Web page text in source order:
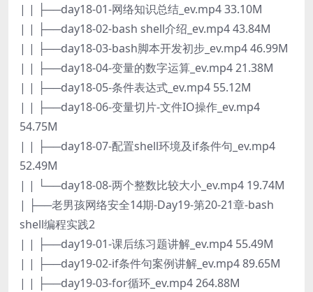
| | ├──day18-01-网络知识总结_ev.mp4 33.10M
| | ├──day18-02-bash shell介绍_ev.mp4 43.84M
| | ├──day18-03-bash脚本开发初步_ev.mp4 46.99M
| | ├──day18-04-变量的数字运算_ev.mp4 21.38M
| | ├──day18-05-条件表达式_ev.mp4 55.12M
| | ├──day18-06-变量切片-文件IO操作_ev.mp4
54.75M
| | ├──day18-07-配置shell环境及if条件句_ev.mp4
52.49M
| | └──day18-08-两个整数比较大小_ev.mp4 19.74M
| ├──老男孩网络安全14期-Day19-第20-21章-bash
shell编程实践2
| | ├──day19-01-课后练习题讲解_ev.mp4 55.49M
| | ├──day19-02-if条件句案例讲解_ev.mp4 89.65M
| | ├──day19-03-for循环_ev.mp4 264.88M